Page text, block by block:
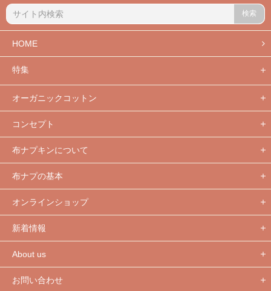
検索
HOME
特集
オーガニックコットン
コンセプト
布ナプキンについて
布ナプの基本
オンラインショップ
新着情報
About us
お問い合わせ